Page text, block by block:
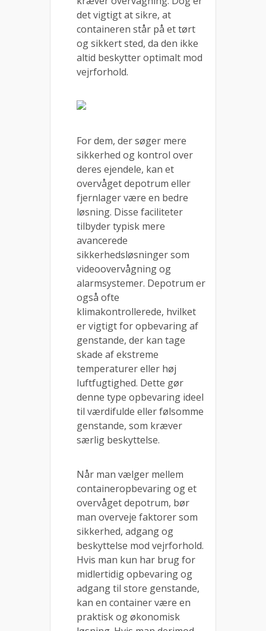
det vigtigt at sikre, at
containeren står på et tørt
og sikkert sted, da den ikke
altid beskytter optimalt mod
vejrforhold.
For dem, der søger mere
sikkerhed og kontrol over
deres ejendele, kan et
overvåget depotrum eller
fjernlager være en bedre
løsning. Disse faciliteter
tilbyder typisk mere
avancerede
sikkerhedsløsninger som
videoovervågning og
alarmsystemer. Depotrum er
også ofte
klimakontrollerede, hvilket
er vigtigt for opbevaring af
genstande, der kan tage
skade af ekstreme
temperaturer eller høj
luftfugtighed. Dette gør
denne type opbevaring ideel
til værdifulde eller følsomme
genstande, som kræver
særlig beskyttelse.
Når man vælger mellem
containeropbevaring og et
overvåget depotrum, bør
man overveje faktorer som
sikkerhed, adgang og
beskyttelse mod vejrforhold.
Hvis man kun har brug for
midlertidig opbevaring og
adgang til store genstande,
kan en container være en
praktisk og økonomisk